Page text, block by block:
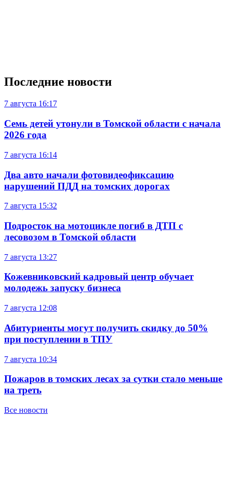
Последние новости
7 августа 16:17
Семь детей утонули в Томской области с начала
2026 года
7 августа 16:14
Два авто начали фотовидеофиксацию
нарушений ПДД на томских дорогах
7 августа 15:32
Подросток на мотоцикле погиб в ДТП с
лесовозом в Томской области
7 августа 13:27
Кожевниковский кадровый центр обучает
молодежь запуску бизнеса
7 августа 12:08
Абитуриенты могут получить скидку до 50%
при поступлении в ТПУ
7 августа 10:34
Пожаров в томских лесах за сутки стало меньше
на треть
Все новости